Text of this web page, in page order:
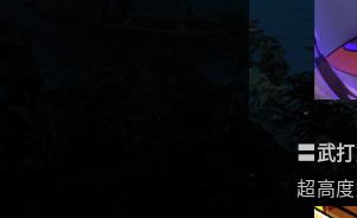
〓武
超高